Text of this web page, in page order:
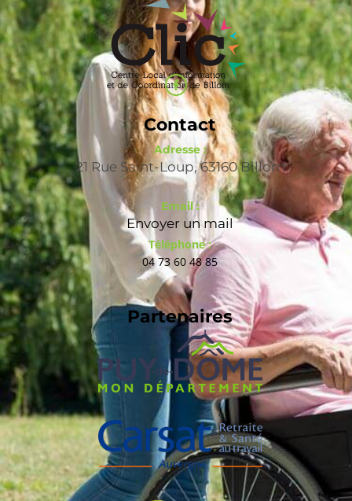
Contact
Adresse :
21 Rue Saint-Loup, 63160 Billom
Email :
Envoyer un mail
Téléphone :
04 73 60 48 85
Partenaires